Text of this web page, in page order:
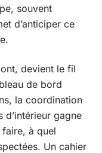
souvent
d’anticiper ce
devient le fil
de bord
la coordination
d’intérieur gagne
à quel
Un cahier